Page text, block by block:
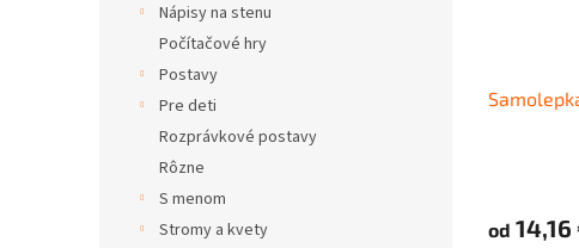
Nápisy na stenu
Počítačové hry
Postavy
Pre deti
Rozprávkové postavy
Rôzne
S menom
Stromy a kvety
od 14,16